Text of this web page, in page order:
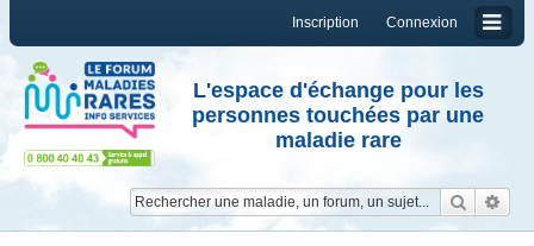
Connexion
Inscription
L'espace d'échange pour les
personnes touchées par une
maladie rare